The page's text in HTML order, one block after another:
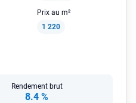
Prix au m²
1 220
Rendement brut
8.4 %